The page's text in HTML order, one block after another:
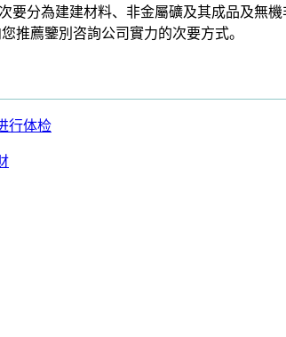
要分為建建材料、非金屬礦及其成品及無
推薦鑒別咨詢公司實力的次要方式。
行体检